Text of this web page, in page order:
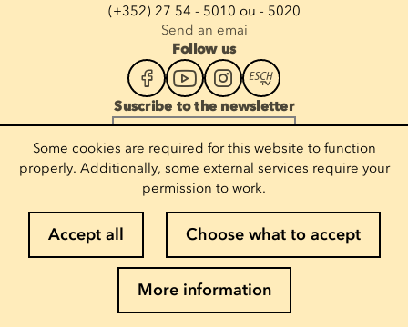
(+352) 27 54 - 5010 ou - 5020
Send an emai
Follow us
Suscribe to the newsletter
Cookie policy
Privacy policy
Some cookies are required for this website to function
properly. Additionally, some external services require your
permission to work.
Accept all Choose what to accept
More information